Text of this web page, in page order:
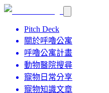
Pitch Deck
關於呼嚕公寓
呼嚕公寓計畫
動物醫院搜尋
寵物日常分享
寵物知識文章